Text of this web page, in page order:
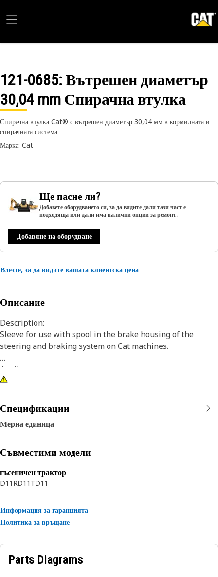
121-0685: Вътрешен диаметър
30,04 mm Спирачна втулка
Спирачна втулка Cat® с вътрешен диаметър 30,04 мм в кормилната и
спирачната система
Марка: Cat
Ще пасне ли?
Добавете оборудването си, за да видите дали тази част е
подходяща или дали има налични опции за ремонт.
Добавяне на оборудване
Влезте, за да видите вашата клиентска цена
Описание
Description:
Sleeve for use with spool in the brake housing of the
steering and braking system on Cat machines.
Attributes:
• Material: Steel
• Outside Diameter: 37.845 mm(1.4899 in)
Application:
Dealer for more information.
Спецификации
Мерна единица
Съвместими модели
гъсеничен трактор
D11RD11TD11
Информация за гаранцията
Политика за връщане
Parts Diagrams